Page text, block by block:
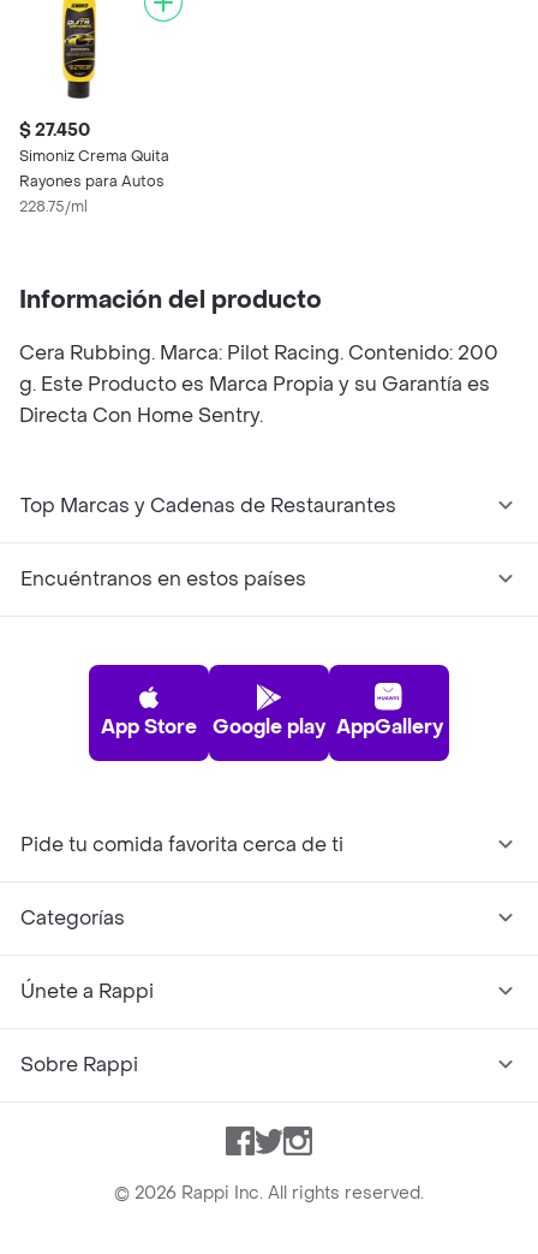
$ 27.450
Simoniz Crema Quita
Rayones para Autos
228.75/ml
Información del producto
Cera Rubbing. Marca: Pilot Racing. Contenido: 200
g. Este Producto es Marca Propia y su Garantía es
Directa Con Home Sentry.
Top Marcas y Cadenas de Restaurantes
Encuéntranos en estos países
App Store Google play AppGallery
Pide tu comida favorita cerca de ti
Categorías
Únete a Rappi
Sobre Rappi
Facebook
TwitterInstagram
© 2026 Rappi Inc. All rights reserved.